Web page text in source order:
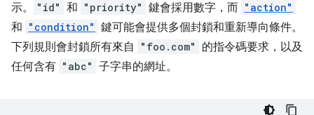
示。
"id" 和 "priority" 鍵會採用數字，而 "action"
和 "condition" 鍵可能會提供多個封鎖和重新導向條件。
下列規則會封鎖所有來自
"foo.com"
的指令碼要求，以及
任何含有 "abc" 子字串的網址。